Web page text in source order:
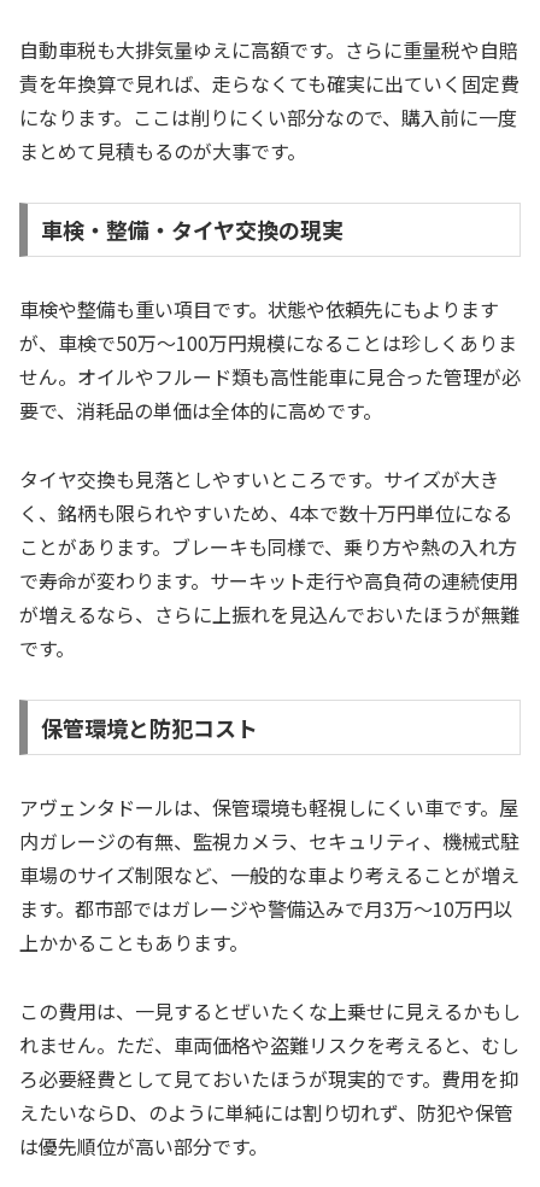
自動車税も大排気量ゆえに高額です。さらに重量税や自賠
責を年換算で見れば、走らなくても確実に出ていく固定費
になります。ここは削りにくい部分なので、購入前に一度
まとめて見積もるのが大事です。
車検・整備・タイヤ交換の現実
車検や整備も重い項目です。状態や依頼先にもよります
が、車検で50万〜100万円規模になることは珍しくありま
せん。オイルやフルード類も高性能車に見合った管理が必
要で、消耗品の単価は全体的に高めです。
タイヤ交換も見落としやすいところです。サイズが大き
く、銘柄も限られやすいため、4本で数十万円単位になる
ことがあります。ブレーキも同様で、乗り方や熱の入れ方
で寿命が変わります。サーキット走行や高負荷の連続使用
が増えるなら、さらに上振れを見込んでおいたほうが無難
です。
保管環境と防犯コスト
アヴェンタドールは、保管環境も軽視しにくい車です。屋
内ガレージの有無、監視カメラ、セキュリティ、機械式駐
車場のサイズ制限など、一般的な車より考えることが増え
ます。都市部ではガレージや警備込みで月3万〜10万円以
上かかることもあります。
この費用は、一見するとぜいたくな上乗せに見えるかもし
れません。ただ、車両価格や盗難リスクを考えると、むし
ろ必要経費として見ておいたほうが現実的です。費用を抑
えたいならD、のように単純には割り切れず、防犯や保管
は優先順位が高い部分です。